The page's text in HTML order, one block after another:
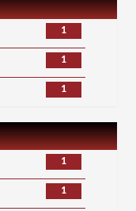
1
1
1
1
1